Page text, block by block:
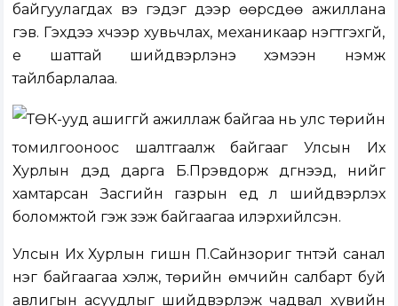
байгуулагдах вэ гэдэг дээр өөрсдөө ажиллана
гэв. Гэхдээ хүчээр хувьчлах, механикаар нэгтгэхгүй,
үе шаттай шийдвэрлэнэ хэмээн нэмж
тайлбарлалаа.
ТӨК-ууд ашиггүй ажиллаж байгаа нь улс төрийн
томилгооноос шалтгаалж байгааг Улсын Их
Хурлын дэд дарга Б.Пүрэвдорж дүгнээд, үүнийг
хамтарсан Засгийн газрын үед л шийдвэрлэх
боломжтой гэж үзэж байгаагаа илэрхийлсэн.
Улсын Их Хурлын гишүүн П.Сайнзориг түүнтэй санал
нэг байгаагаа хэлж, төрийн өмчийн салбарт буй
авлигын асуудлыг шийдвэрлэж чадвал хувийн